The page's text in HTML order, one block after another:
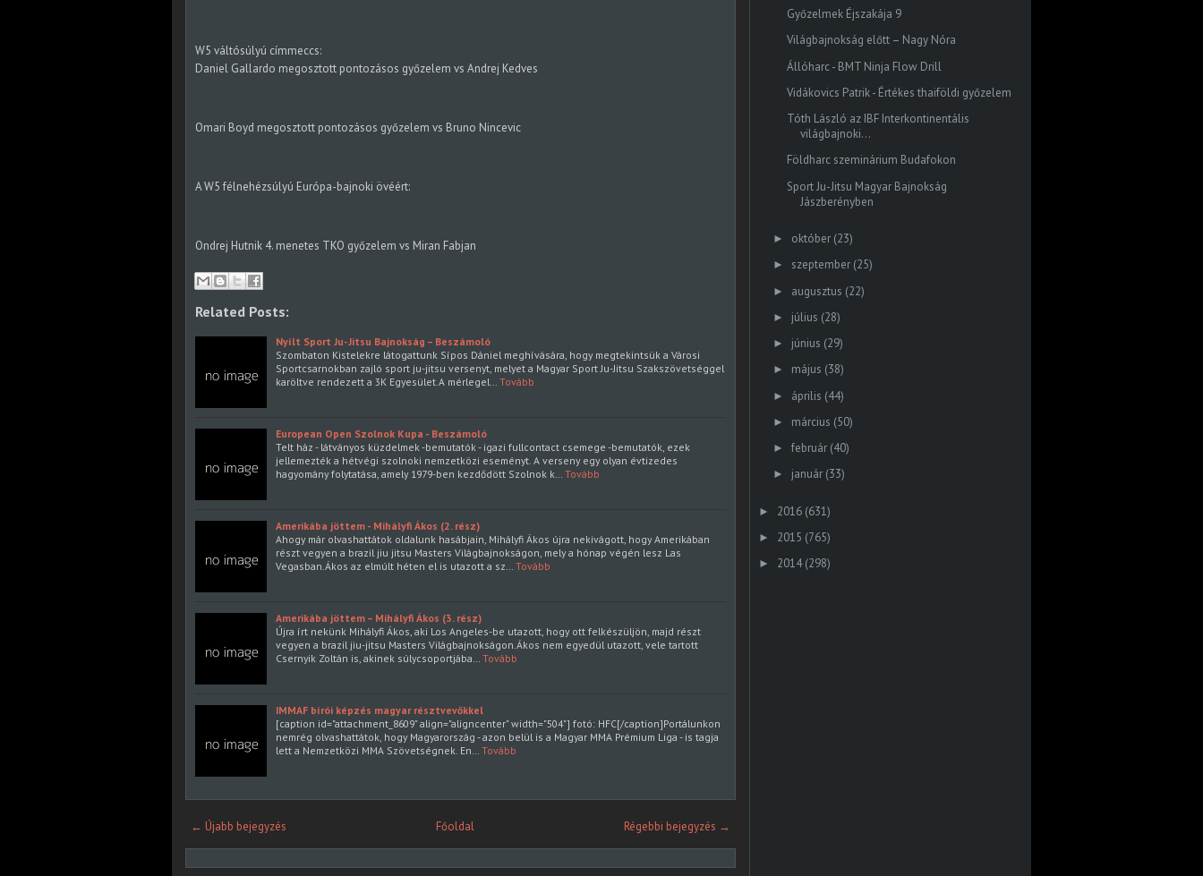
W5 váltósúlyú címmeccs:
Daniel Gallardo megosztott pontozásos győzelem vs Andrej Kedves
Omari Boyd megosztott pontozásos győzelem vs Bruno Nincevic
A W5 félnehézsúlyú Európa-bajnoki övéért:
Ondrej Hutnik 4. menetes TKO győzelem vs Miran Fabjan
Related Posts:
Nyílt Sport Ju-Jitsu Bajnokság – Beszámoló
Szombaton Kistelekre látogattunk Sípos Dániel meghívására, hogy megtekintsük a Városi
Sportcsarnokban zajló sport ju-jitsu versenyt, melyet a Magyar Sport Ju-Jitsu Szakszövetséggel
karöltve rendezett a 3K Egyesület.A mérlegel… Tovább
European Open Szolnok Kupa - Beszámoló
Telt ház - látványos küzdelmek -bemutatók - igazi fullcontact csemege -bemutatók, ezek
jellemezték a hétvégi szolnoki nemzetközi eseményt. A verseny egy olyan évtizedes
hagyomány folytatása, amely 1979-ben kezdődött Szolnok k… Tovább
Amerikába jöttem - Mihályfi Ákos (2. rész)
Ahogy már olvashattátok oldalunk hasábjain, Mihályfi Ákos újra nekivágott, hogy Amerikában
részt vegyen a brazil jiu jitsu Masters Világbajnokságon, mely a hónap végén lesz Las
Vegasban.Ákos az elmúlt héten el is utazott a sz… Tovább
Amerikába jöttem – Mihályfi Ákos (3. rész)
Újra írt nekünk Mihályfi Ákos, aki Los Angeles-be utazott, hogy ott felkészüljön, majd részt
vegyen a brazil jiu-jitsu Masters Világbajnokságon.Ákos nem egyedül utazott, vele tartott
Csernyik Zoltán is, akinek súlycsoportjába… Tovább
IMMAF bírói képzés magyar résztvevőkkel
[caption id="attachment_8609" align="aligncenter" width="504"] fotó: HFC[/caption]Portálunkon
nemrég olvashattátok, hogy Magyarország - azon belül is a Magyar MMA Prémium Liga - is tagja
lett a Nemzetközi MMA Szövetségnek. En… Tovább
← Újabb bejegyzés Régebbi bejegyzés →
Főoldal
Győzelmek Éjszakája 9
Világbajnokság előtt – Nagy Nóra
Állóharc - BMT Ninja Flow Drill
Vidákovics Patrik - Értékes thaiföldi győzelem
Tóth László az IBF Interkontinentális
világbajnoki...
Földharc szeminárium Budafokon
Sport Ju-Jitsu Magyar Bajnokság
Jászberényben
► október (23)
► szeptember (25)
► augusztus (22)
► július (28)
► június (29)
► május (38)
► április (44)
► március (50)
► február (40)
► január (33)
► 2016 (631)
► 2015 (765)
► 2014 (298)